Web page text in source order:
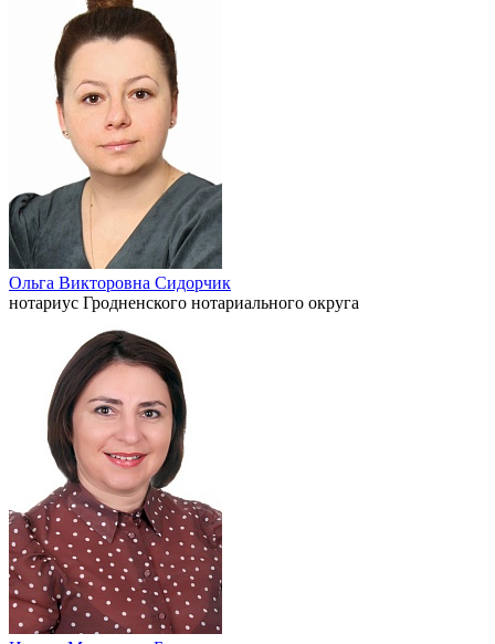
Ольга Викторовна Сидорчик
нотариус Гродненского нотариального округа